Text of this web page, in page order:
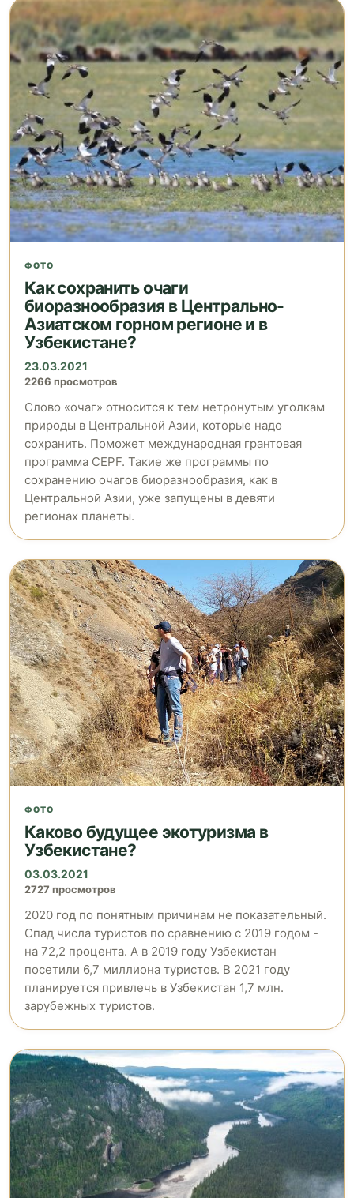
ФОТО
Как сохранить очаги
биоразнообразия в Центрально-
Азиатском горном регионе и в
Узбекистане?
23.03.2021
2266 просмотров
Слово «очаг» относится к тем нетронутым уголкам
природы в Центральной Азии, которые надо
сохранить. Поможет международная грантовая
программа CEPF. Такие же программы по
сохранению очагов биоразнообразия, как в
Центральной Азии, уже запущены в девяти
регионах планеты.
ФОТО
Каково будущее экотуризма в
Узбекистане?
03.03.2021
2727 просмотров
2020 год по понятным причинам не показательный.
Спад числа туристов по сравнению с 2019 годом -
на 72,2 процента. А в 2019 году Узбекистан
посетили 6,7 миллиона туристов. В 2021 году
планируется привлечь в Узбекистан 1,7 млн.
зарубежных туристов.